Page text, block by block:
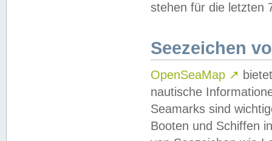
stehen für die letzten
Seezeichen
OpenSeaMap ↗
nautische
Seamarks sind
Booten und Schiffen